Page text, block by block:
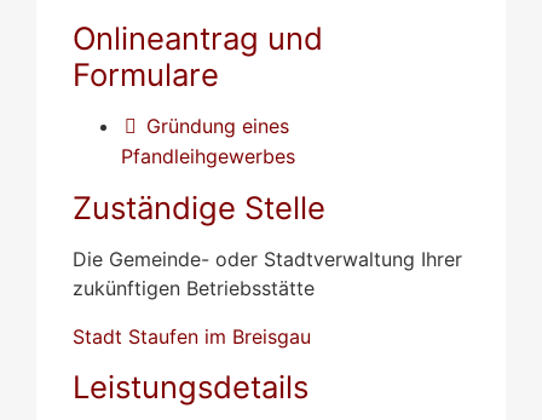
Onlineantrag und
Formulare
Gründung eines
Pfandleihgewerbes
Zuständige Stelle
Die Gemeinde- oder Stadtverwaltung Ihrer
zukünftigen Betriebsstätte
Stadt Staufen im Breisgau
Leistungsdetails